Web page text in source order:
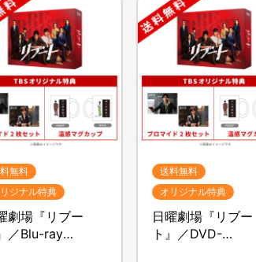
無料
ジナル特典
劇場『リブー
／Blu-ray
送料無料
オリジナル特典
日曜劇場『リブー
ト』／DVD-